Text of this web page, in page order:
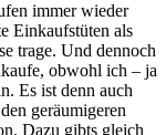
immer wieder
Einkaufstüten als
trage. Und dennoch
obwohl ich – ja
Es ist denn auch
geräumigeren
Dazu gibts gleich